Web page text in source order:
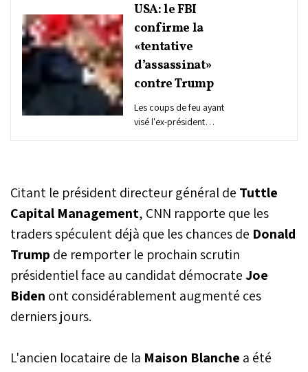
USA: le FBI
confirme la
«tentative
d’assassinat»
contre Trump
Les coups de feu ayant
visé l'ex-président
d’assassinat », a confirmé
le FBI en assurant être
proche d’identifier
l’assaillant abattu sur les
lieux.
Citant le président directeur général de Tuttle
Capital Management, CNN rapporte que les
traders spéculent déjà que les chances de Donald
Trump de remporter le prochain scrutin
présidentiel face au candidat démocrateJoe
Biden ont considérablement augmenté ces
derniers jours.
L'ancien locataire de la Maison Blanche a été